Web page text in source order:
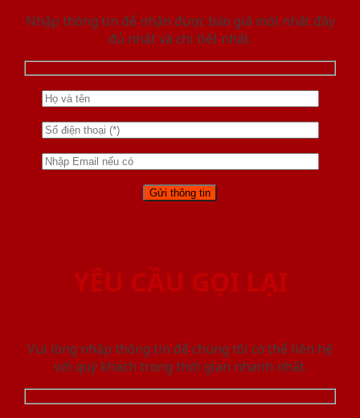
Nhập thông tin để nhận được báo giá mới nhât đầy
đủ nhất và chi tiết nhất.
YÊU CẦU GỌI LẠI
Vui lòng nhập thông tin để chúng tôi có thể liên hệ
với quý khách trong thời gian nhanh nhất.